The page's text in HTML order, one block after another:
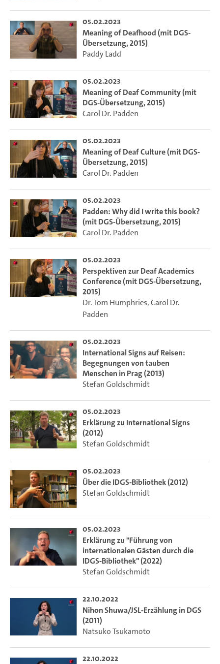
05.02.2023
Meaning of Deafhood (mit DGS-
Übersetzung, 2015)
Paddy Ladd
05.02.2023
Meaning of Deaf Community (mit
DGS-Übersetzung, 2015)
Carol Dr. Padden
05.02.2023
Meaning of Deaf Culture (mit DGS-
Übersetzung, 2015)
Carol Dr. Padden
05.02.2023
Padden: Why did I write this book?
(mit DGS-Übersetzung, 2015)
Carol Dr. Padden
05.02.2023
Perspektiven zur Deaf Academics
Conference (mit DGS-Übersetzung,
2015)
Dr. Tom Humphries,Carol Dr.
Padden
05.02.2023
International Signs auf Reisen:
Begegnungen von tauben
Menschen in Prag (2013)
Stefan Goldschmidt
05.02.2023
Erklärung zu International Signs
(2012)
Stefan Goldschmidt
05.02.2023
Über die IDGS-Bibliothek (2012)
Stefan Goldschmidt
05.02.2023
Erklärung zu "Führung von
internationalen Gästen durch die
IDGS-Bibliothek" (2022)
Stefan Goldschmidt
22.10.2022
Nihon Shuwa/JSL-Erzählung in DGS
(2011)
Natsuko Tsukamoto
22.10.2022